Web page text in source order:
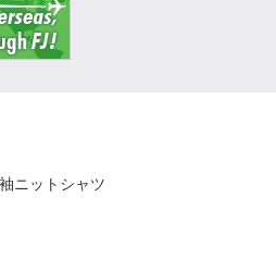
ニットシャツ